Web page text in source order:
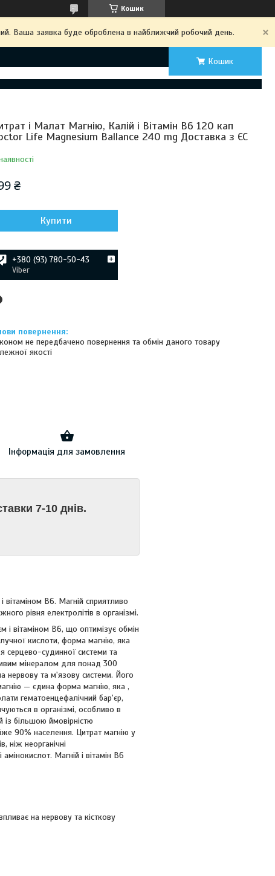
Кошик
Ваша заявка буде оброблена в найближчий робочий день.
Кошик
і Малат Магнію, Калій і Вітамін B6 120 кап
Life Magnesium Ballance 240 mg Доставка з ЄС
₴
Купити
+380 (93) 780-50-43
Viber
не передбачено повернення та обмін даного товару
якості
Інформація для замовлення
7-10 днів.
B6. Магній сприятливо
рівня електролітів в організмі.
і вітаміном B6, що оптимізує обмін
кислоти, форма магнію, яка
серцево-судинної системи та
мінералом для понад 300
нервову та м'язову системи. Його
— єдина форма магнію, яка ,
гематоенцефалічний бар'єр,
в організмі, особливо в
більшою ймовірністю
90% населення. Цитрат магнію у
ніж неорганічні
Магній і вітамін B6
на нервову та кісткову